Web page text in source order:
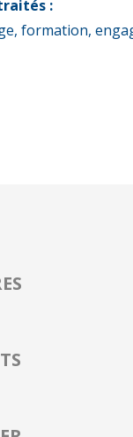
:
formation,